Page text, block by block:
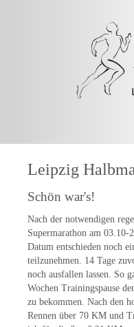
Leipzig
Schön war's!
Nach der notwendigen
Supermarathon am
Datum entschieden noch
teilzunehmen. 14 Tage
noch ausfallen lassen. So
Wochen Trainingspause
zu bekommen. Nach den
Rennen über 70 KM und